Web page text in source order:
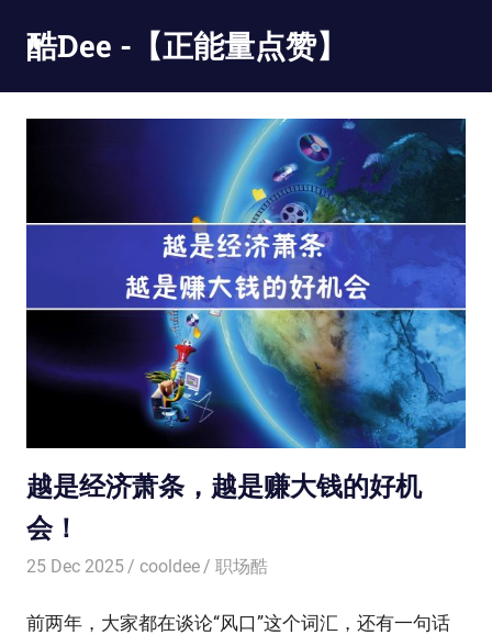
content
酷Dee -【正能量点赞】
更
越是经济萧条，越是赚大钱的好机
会！
25 Dec 2025 cooldee 职场酷
前两年，大家都在谈论“风口”这个词汇，还有一句话